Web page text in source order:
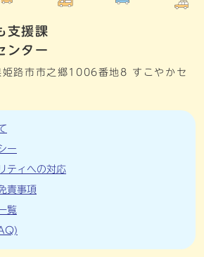
支援課
ンター
路市市之郷1006番地8 すこやかセ
ー
ティへの対応
責事項
覧